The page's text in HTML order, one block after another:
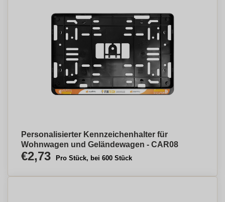
Personalisierter Kennzeichenhalter für
Wohnwagen und Geländewagen - CAR08
€2,73 Pro Stück, bei 600 Stück